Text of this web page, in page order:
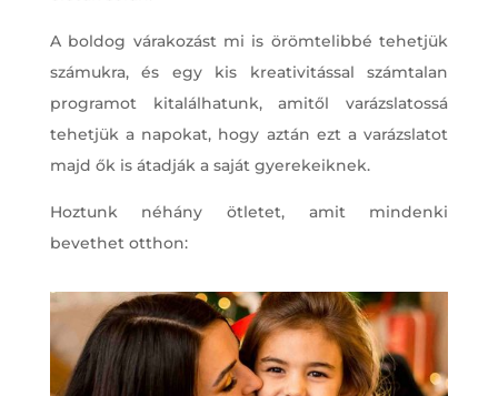
A boldog várakozást mi is örömtelibbé tehetjük
számukra, és egy kis kreativitással számtalan
programot kitalálhatunk, amitől varázslatossá
tehetjük a napokat, hogy aztán ezt a varázslatot
majd ők is átadják a saját gyerekeiknek.
Hoztunk néhány ötletet, amit mindenki
bevethet otthon: